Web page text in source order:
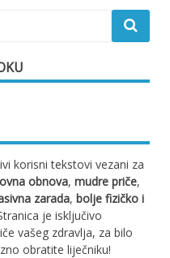
korisni tekstovi vezani za
obnova, mudre priče,
zarada, bolje fizičko i
je isključivo
vašeg zdravlja, za bilo
obratite liječniku!